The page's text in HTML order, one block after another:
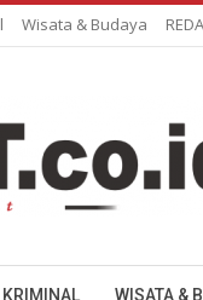
Wisata & Budaya
KRIMINAL WISATA &